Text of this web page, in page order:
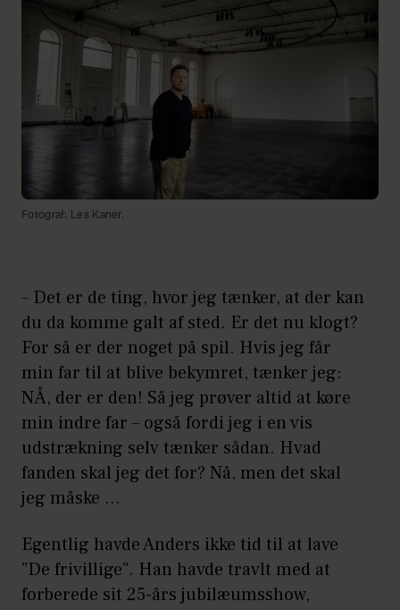
Fotograf: Les Kaner.
– Det er de ting, hvor jeg tænker, at der kan
du da komme galt af sted. Er det nu klogt?
For så er der noget på spil. Hvis jeg får
min far til at blive bekymret, tænker jeg:
NÅ, der er den! Så jeg prøver altid at køre
min indre far – også fordi jeg i en vis
udstrækning selv tænker sådan. Hvad
fanden skal jeg det for? Nå, men det skal
jeg måske …
Egentlig havde Anders ikke tid til at lave
”De frivillige”. Han havde travlt med at
forberede sit 25-års jubilæumsshow,